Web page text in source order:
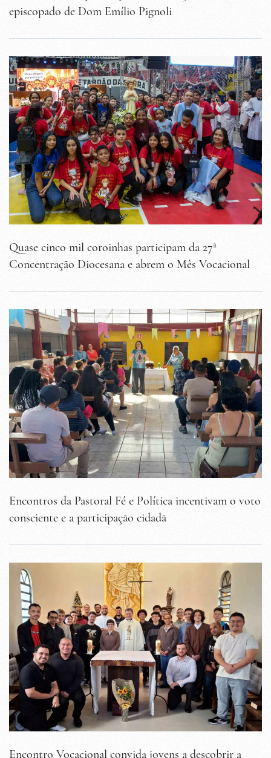
episcopado de Dom Emílio Pignoli
Quase cinco mil coroinhas participam da 27ª
Concentração Diocesana e abrem o Mês Vocacional
Encontros da Pastoral Fé e Política incentivam o voto
consciente e a participação cidadã
Encontro Vocacional convida jovens a descobrir a